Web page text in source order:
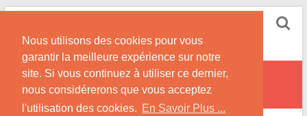
Nous utilisons des cookies pour vous
garantir la meilleure expérience sur notre
site. Si vous continuez à utiliser ce dernier,
nous considérerons que vous acceptez
l'utilisation des cookies. En Savoir Plus ...
Skip
content
Informations sur les Pompes à Chaleur
Boiry-Saint-Martin